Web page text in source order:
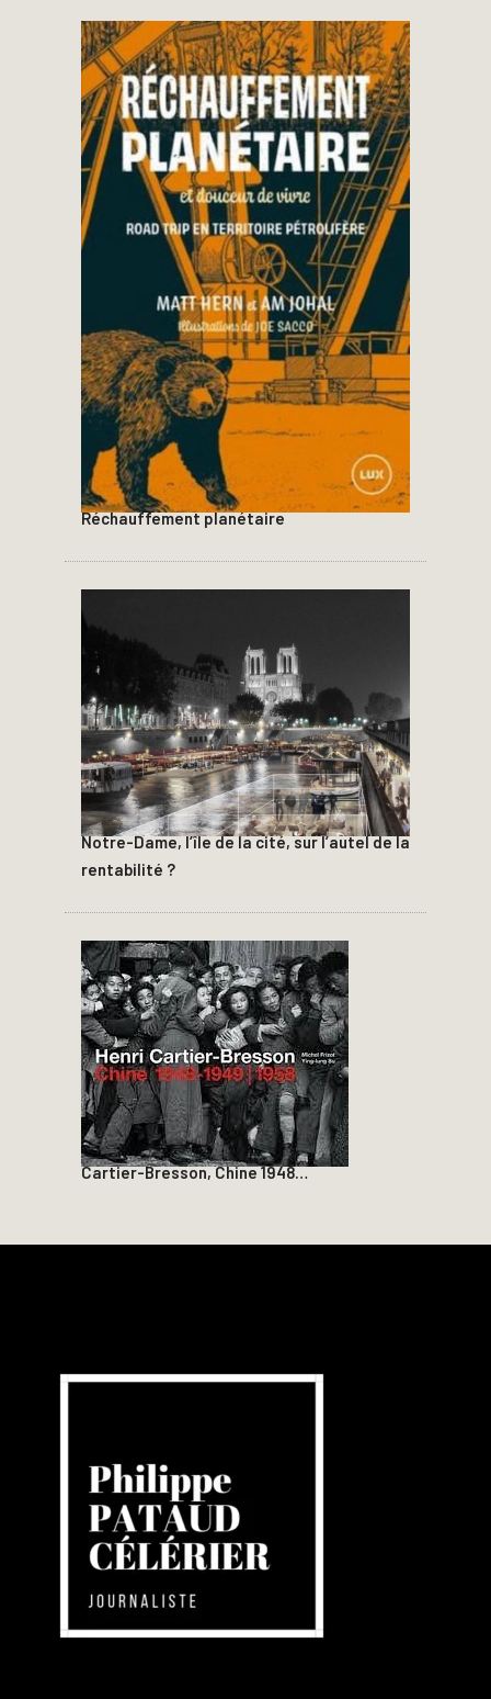
Réchauffement planétaire
Notre-Dame, l’île de la cité, sur l’autel de la
rentabilité ?
Cartier-Bresson, Chine 1948…